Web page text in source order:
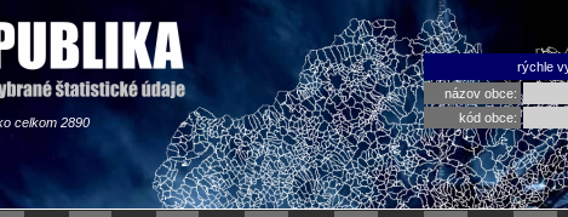
celkom 2890
rýchle
názov obce:
kód obce: